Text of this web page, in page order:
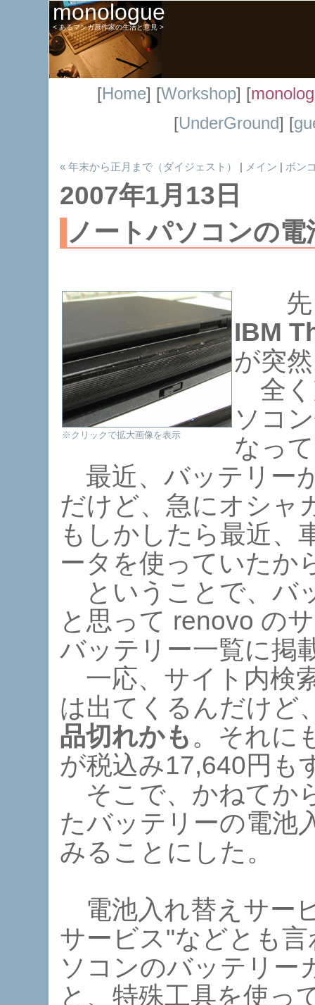
monologue
< あるマンガ原作家の生活と意見 >
[Home] [Workshop] [
[UnderGround] [
« 年末から正月まで（ダイジェスト） | メイン | ボン
2007年1月13日
ノートパソコンの
※クリックで拡大画像を表示
先日
IBM
が突
全く
ソコ
なっ
最近、バッテリー
だけど、急にオシャ
もしかしたら最近、
ータを使っていたか
ということで、バ
と思って renovo の
バッテリー一覧に掲
一応、サイト内検
は出てくるんだけど
品切れかも 。それに
が税込み17,640円も
そこで、かねてか
たバッテリーの電池
みることにした。
電池入れ替えサー
サービス"などとも
ソコンのバッテリー
と、特殊工具を使っ